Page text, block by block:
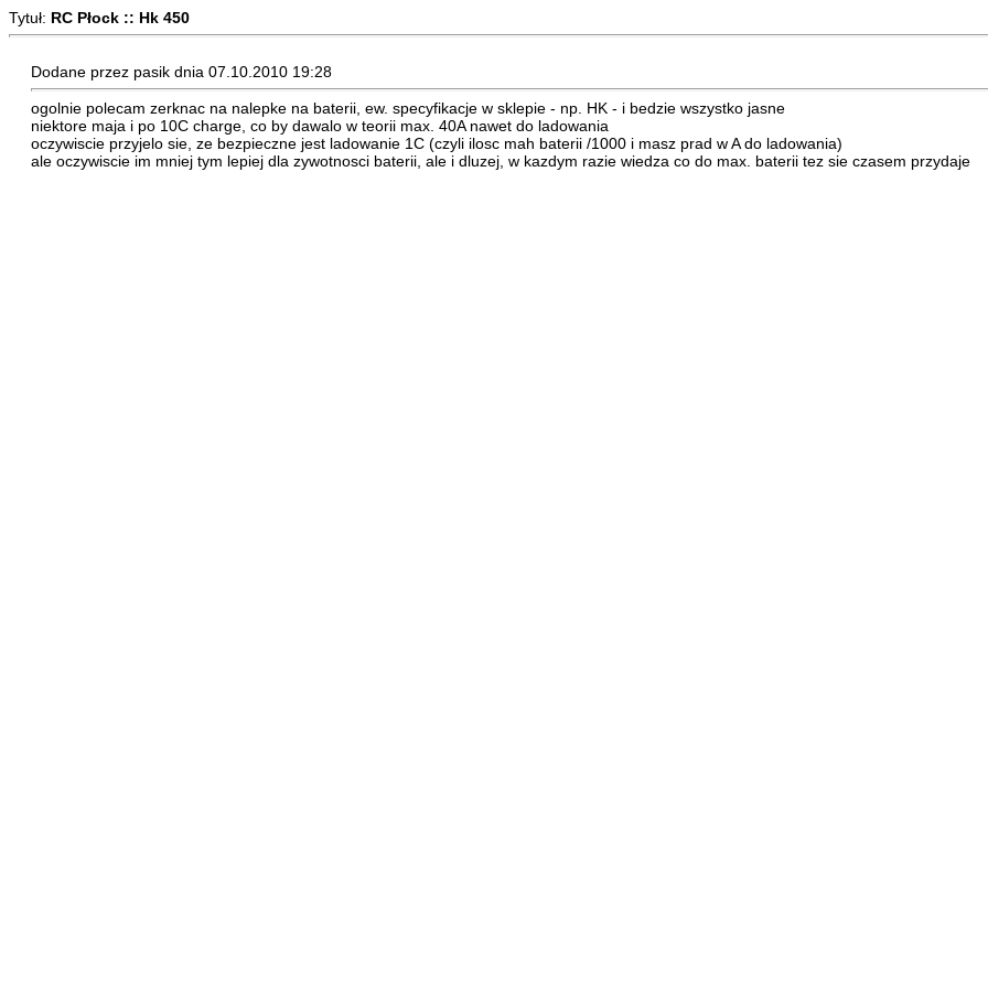
Tytuł: RC Płock :: Hk 450
Dodane przez pasik dnia 07.10.2010 19:28
ogolnie polecam zerknac na nalepke na baterii, ew. specyfikacje w sklepie - np. HK - i bedzie wszystko jasne
niektore maja i po 10C charge, co by dawalo w teorii max. 40A nawet do ladowania
oczywiscie przyjelo sie, ze bezpieczne jest ladowanie 1C (czyli ilosc mah baterii /1000 i masz prad w A do ladowania)
ale oczywiscie im mniej tym lepiej dla zywotnosci baterii, ale i dluzej, w kazdym razie wiedza co do max. baterii tez sie czasem przydaje